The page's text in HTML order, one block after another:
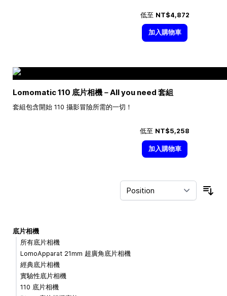
低至 NT$4,872
加入購物車
Lomomatic 110 底片相機－All you need 套組
套組包含開始 110 攝影冒險所需的一切！
低至 NT$5,258
加入購物車
底片相機
所有底片相機
LomoApparat 21mm 超廣角底片相機
經典底片相機
實驗性底片相機
110 底片相機